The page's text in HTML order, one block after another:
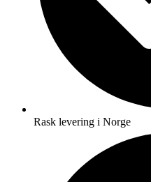
Rask levering i Norge